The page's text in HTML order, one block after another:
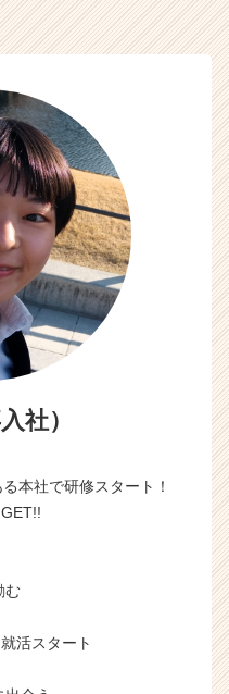
社）
本社で研修スタート！
む
活スタート